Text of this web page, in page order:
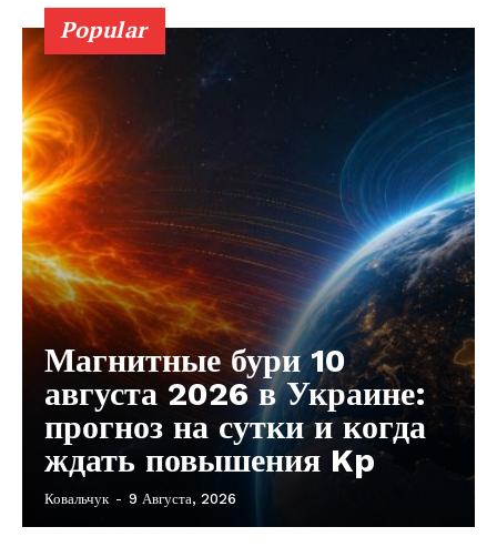
Popular
Магнитные бури 10
августа 2026 в Украине:
прогноз на сутки и когда
ждать повышения Kp
Ковальчук - 9 Августа, 2026